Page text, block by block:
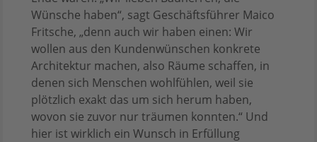
Wünsche haben“, sagt Geschäftsführer Maico
Fritsche, „denn auch wir haben einen: Wir
wollen aus den Kundenwünschen konkrete
Architektur machen, also Räume schaffen, in
denen sich Menschen wohlfühlen, weil sie
plötzlich exakt das um sich herum haben,
wovon sie zuvor nur träumen konnten.“ Und
hier ist wirklich ein Wunsch in Erfüllung